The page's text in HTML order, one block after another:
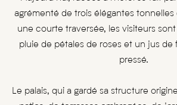
agrémenté de trois élégantes tonnelles
une courte traversée, les visiteurs
pluie de pétales de roses et un jus
pressé.
Le palais, qui a gardé sa structure